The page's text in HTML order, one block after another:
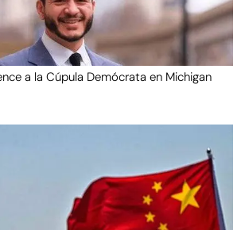
a la Cúpula Demócrata en Michigan